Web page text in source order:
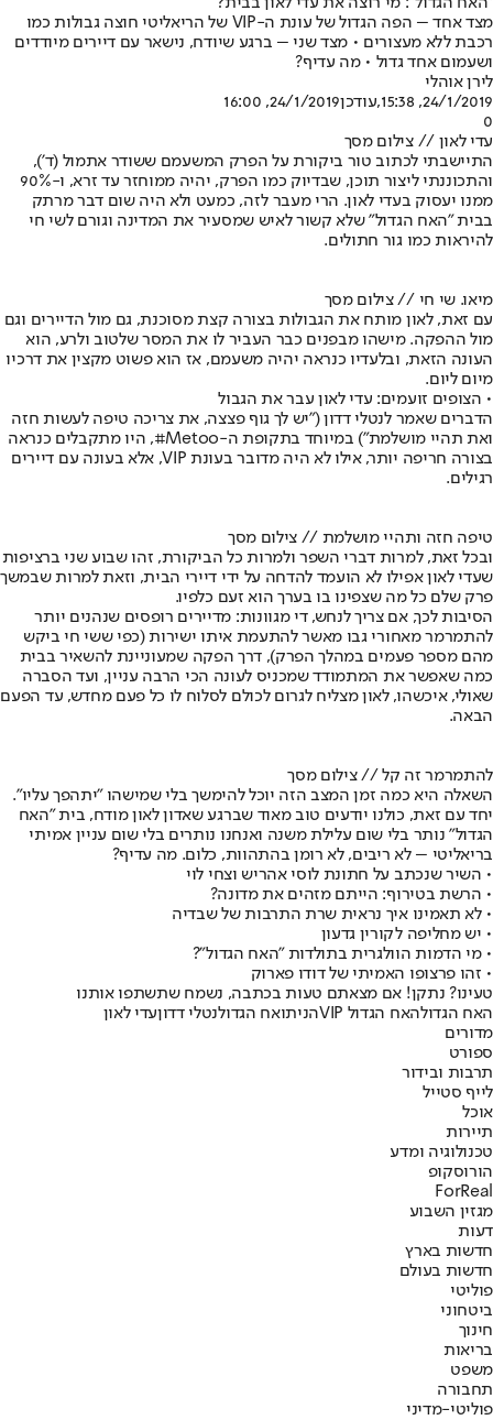
מצד אחד – הפה הגדול של עונת ה-VIP של הריאליטי חוצה גבולות כמו
רכבת ללא מעצורים • מצד שני – ברגע שיודח, נישאר עם דיירים מיודדים
ושעמום אחד גדול • מה עדיף?
לירן אוהלי
24/1/2019, 15:38
,עודכן24/1/2019, 16:00
0
עדי לאון // צילום מסך
התיישבתי לכתוב טור ביקורת על הפרק המשעמם ששודר אתמול (ד'),
והתכוננתי ליצור תוכן, שבדיוק כמו הפרק, יהיה ממוחזר עד זרא, ו-90%
ממנו יעסוק בעדי לאון. הרי מעבר לזה, כמעט ולא היה שום דבר מרתק
בבית "האח הגדול" שלא קשור לאיש שמסעיר את המדינה וגורם לשי חי
להיראות כמו גור חתולים.
מיאו. שי חי // צילום מסך
עם זאת, לאון מותח את הגבולות בצורה קצת מסוכנת, גם מול הדיירים וגם
מול ההפקה. מישהו מבפנים כבר העביר לו את המסר שלטוב ולרע, הוא
העונה הזאת, ובלעדיו כנראה יהיה משעמם, אז הוא פשוט מקצין את דרכיו
מיום ליום.
• הצופים זועמים: עדי לאון עבר את הגבול
הדברים שאמר לנטלי דדון ("יש לך גוף פצצה, את צריכה טיפה לעשות חזה
ואת תהיי מושלמת") במיוחד בתקופת ה-Metoo#, היו מתקבלים כנראה
בצורה חריפה יותר, אילו לא היה מדובר בעונת VIP
, אלא בעונה עם דיירים
רגילים.
טיפה חזה ותהיי מושלמת // צילום מסך
ובכל זאת, למרות דברי השפר ולמרות כל הביקורת, זהו שבוע שני ברציפות
שעדי לאון אפילו לא הועמד להדחה על ידי דיירי הבית, וזאת למרות שבמשך
פרק שלם כל מה שצפינו בו בערך הוא זעם כלפיו.
הסיבות לכך, אם צריך לנחש, די מגוונות: מדיירים רופסים שנהנים יותר
להתמרמר מאחורי גבו מאשר להתעמת איתו ישירות (כפי ששי חי ביקש
מהם מספר פעמים במהלך הפרק), דרך הפקה שמעוניינת להשאיר בבית
כמה שאפשר את המתמודד שמכניס לעונה הכי הרבה עניין, ועד הסברה
שאולי, איכשהו, לאון מצליח לגרום לכולם לסלוח לו כל פעם מחדש, עד הפעם
הבאה.
להתמרמר זה קל // צילום מסך
השאלה היא כמה זמן המצב הזה יוכל להימשך בלי שמישהו "יתהפך עליו".
יחד עם זאת, כולנו יודעים טוב מאוד שברגע שאדון לאון מודח, בית "האח
הגדול" נותר בלי שום עלילת משנה ואנחנו נותרים בלי שום עניין אמיתי
בריאליטי – לא ריבים, לא רומן בהתהוות, כלום. מה עדיף?
• השיר שנכתב על חתונת לוסי אהריש וצחי לוי
• הרשת בטירוף: הייתם מזהים את מדונה?
• לא תאמינו איך נראית שרת התרבות של שבדיה
• יש מחליפה לקורין גדעון
• מי הדמות הוולגרית בתולדות "האח הגדול"?
• זהו פרצופו האמיתי של דודו פארוק
טעינו? נתקן! אם מצאתם טעות בכתבה, נשמח שתשתפו אותנו
האח הגדולהאח הגדול VIP הניתואח הגדולנטלי דדוןעדי לאון
מדורים
ספורט
תרבות ובידור
לייף סטייל
אוכל
תיירות
טכנולוגיה ומדע
הורוסקופ
ForReal
מגזין השבוע
דעות
חדשות בארץ
חדשות בעולם
פוליטי
ביטחוני
חינוך
בריאות
משפט
תחבורה
פוליטי-מדיני